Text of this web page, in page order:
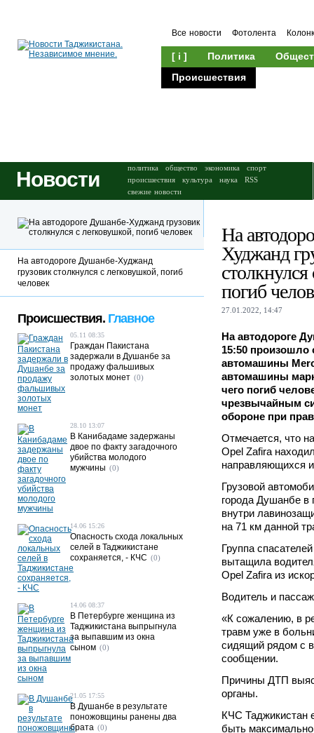
Все новости Фотолента
[ i ] Политика
Происшествия
Новости политика общество экономика
спорт
происшествия
культура наука
RSS
свежие новости
На
Худжанд
погиб
27.01.2022, 14:47
На автодороге
15:50 произошло
автомашины
автомашины
чего погиб
чрезвычайным
обороне при
Отмечается, что
Opel Zafira
направляющихся
Грузовой
города Душанбе
внутри
на 71 км данной
Группа
вытащила
Opel Zafira из
Водитель и
«К сожалению, в
травм уже в
сидящий рядом с
сообщении.
Причины ДТП
органы.
КЧС Таджикистан
быть
На автодороге Душанбе-Худжанд
грузовик столкнулся с легковушкой, погиб
человек
Происшествия. Главное
05.11 08:35
Граждан Пакистана
задержали в Душанбе за
продажу фальшивых
золотых монет (0)
28.10 13:07
В Канибадаме задержаны
двое по факту загадочного
убийства молодого
мужчины (0)
14.06 15:26
Опасность схода локальных
селей в Таджикистане
сохраняется, - КЧС (0)
14.06 08:37
В Петербурге женщина из
Таджикистана выпрыгнула
за выпавшим из окна
сыном (0)
21.05 17:55
В Душанбе в результате
поножовщины ранены два
брата (0)